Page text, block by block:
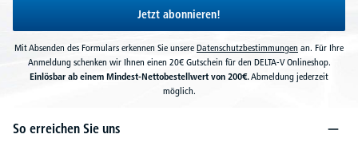
Jetzt abonnieren!
Mit Absenden des Formulars erkennen Sie unsere Datenschutzbestimmungen an. Für Ihre
Anmeldung schenken wir Ihnen einen 20€ Gutschein für den DELTA-V Onlineshop.
Einlösbar ab einem Mindest-Nettobestellwert von 200€.Abmeldung jederzeit
möglich.
So erreichen Sie uns